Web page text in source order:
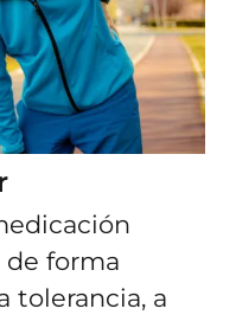
de forma
tolerancia, a